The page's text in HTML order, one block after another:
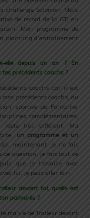
challenge Salomon. Mais
de record de la GTJ en
Mon programme de
planning d’entraînement
elle depuis un an ? En
précédents coachs ?
coachs car il est
précédents coachs, du
sportive de Pontarlier
complémentaires,
reste très différent. Ma
un programme et un
maintenant, je ne fais
de question, je fais tout ce
que je travaille avec
lui, je peux aller loin.
devant toi, quelle est
palmarès ?
ma vie de Traileur devant